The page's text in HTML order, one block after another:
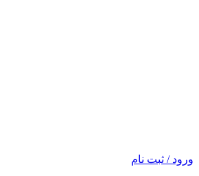
ورود / ثبت نام